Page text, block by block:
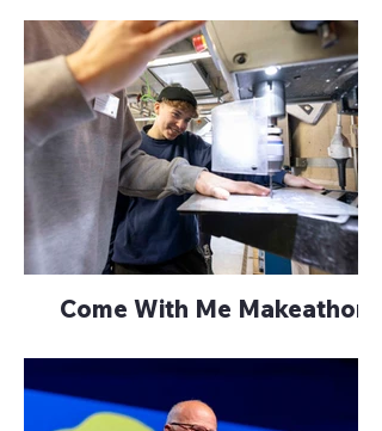
Come With Me Makeathon